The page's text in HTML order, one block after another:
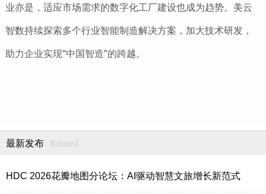
业亦是，适应市场需求的数字化工厂建设也成为趋势。美云
智数持续探索多个行业智能制造解决方案，加大技术研发，
助力企业实现“中国智造”的跨越。
最新发布 Related
HDC 2026花瓣地图分论坛：AI驱动智慧文旅增长新范式